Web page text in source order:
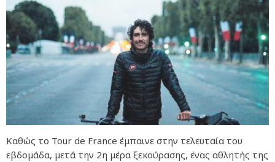
Καθώς το Tour de France έμπαινε στην τελευταία του
εβδομάδα, μετά την 2η μέρα ξεκούρασης, ένας αθλητής της